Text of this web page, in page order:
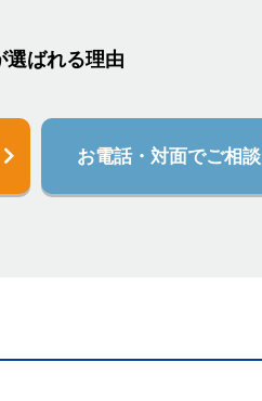
選ばれる理由
お電話・対面でご相談